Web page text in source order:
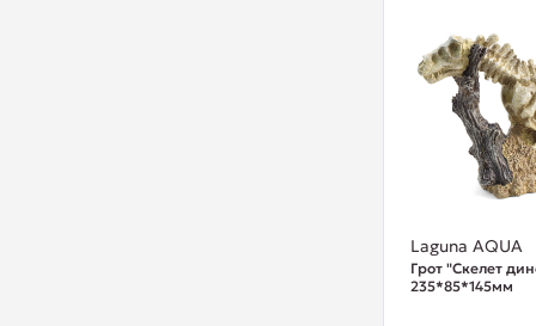
Laguna AQUA
Грот "Скелет
235*85*145мм